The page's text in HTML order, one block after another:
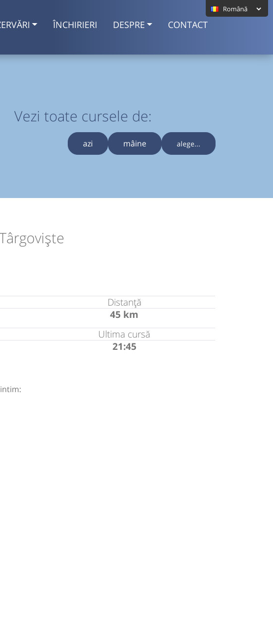
ÎNCHIRIERI DESPRE CONTACT
Vezi toate cursele de:
azi mâine alege...
Distanță
45 km
Ultima cursă
21:45